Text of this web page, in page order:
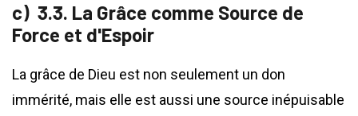
3.3. La Grâce comme Source de
Force et d'Espoir
La grâce de Dieu est non seulement un don
immérité, mais elle est aussi une source inépuisable